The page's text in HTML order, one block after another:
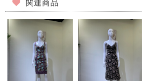
関連商品